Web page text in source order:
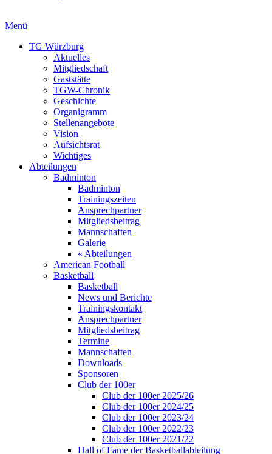
Menü
TG Würzburg
Aktuelles
Mitgliedschaft
Gaststätte
TGW-Chronik
Geschichte
Organigramm
Stellenangebote
Vision
Aufsichtsrat
Wichtiges
Abteilungen
Badminton
Badminton
Trainingszeiten
Ansprechpartner
Mitgliedsbeitrag
Mannschaften
Galerie
« Abteilungen
American Football
Basketball
Basketball
News und Berichte
Trainingskontakt
Ansprechpartner
Mitgliedsbeitrag
Termine
Mannschaften
Downloads
Sponsoren
Club der 100er
Club der 100er 2025/26
Club der 100er 2024/25
Club der 100er 2023/24
Club der 100er 2022/23
Club der 100er 2021/22
Hall of Fame der Basketballabteilung